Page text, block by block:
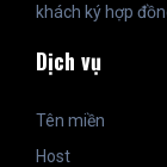
khách ký hợp
Dịch vụ
Tên miền
Host